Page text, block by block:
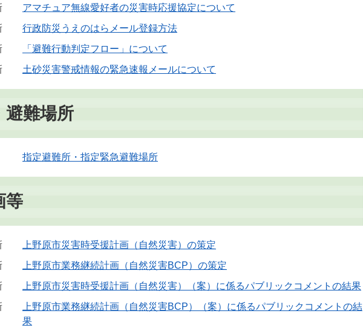
アマチュア無線愛好者の災害時応援協定について
行政防災うえのはらメール登録方法
「避難行動判定フロー」について
土砂災害警戒情報の緊急速報メールについて
避難場所
指定避難所・指定緊急避難場所
等
上野原市災害時受援計画（自然災害）の策定
上野原市業務継続計画（自然災害BCP）の策定
上野原市災害時受援計画（自然災害）（案）に係るパブリックコメントの結果
上野原市業務継続計画（自然災害BCP）（案）に係るパブリックコメントの結
果